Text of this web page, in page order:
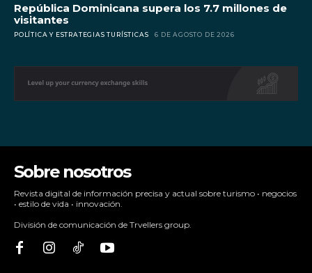
República Dominicana supera los 7.7 millones de
visitantes
POLÍTICA Y ESTRATEGIAS TURÍSTICAS 6 DE AGOSTO DE 2026
Sobre nosotros
Revista digital de información precisa y actual sobre turismo • negocios
• estilo de vida • innovación.
División de comunicación de Trvellers group.